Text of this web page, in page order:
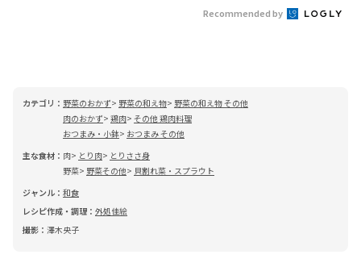
Recommended by
カテゴリ： 野菜のおかず 野菜の和え物
野菜の和え物 その他
肉のおかず 鶏肉 その他 鶏肉料理
おつまみ・小鉢
おつまみ その他
主な食材： 肉 とり肉
とりささ身
野菜
野菜その他
貝割れ菜・スプラウト
ジャンル： 和食
レシピ作成・調理： 外処佳絵
撮影： 澤木央子